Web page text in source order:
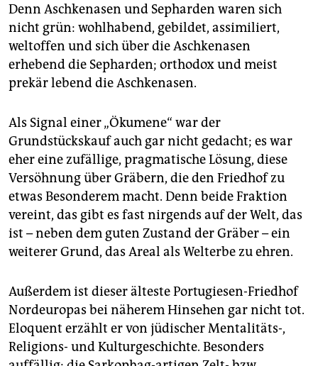
Denn Aschkenasen und Sepharden waren sich
nicht grün: wohlhabend, gebildet, assimiliert,
weltoffen und sich über die Aschkenasen
erhebend die Sepharden; orthodox und meist
prekär lebend die Aschkenasen.
Als Signal einer „Ökumene“ war der
Grundstückskauf auch gar nicht gedacht; es war
eher eine zufällige, pragmatische Lösung, diese
Versöhnung über Gräbern, die den Friedhof zu
etwas Besonderem macht. Denn beide Fraktion
vereint, das gibt es fast nirgends auf der Welt, das
ist – neben dem guten Zustand der Gräber – ein
weiterer Grund, das Areal als Welterbe zu ehren.
Außerdem ist dieser älteste Portugiesen-Friedhof
Nordeuropas bei näherem Hinsehen gar nicht tot.
Eloquent erzählt er von jüdischer Mentalitäts-,
Religions- und Kulturgeschichte. Besonders